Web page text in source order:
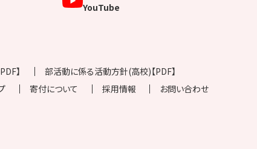
YouTube
】
部活動に係る活動方針(高校)【PDF】
寄付について 採用情報 お問い合わせ